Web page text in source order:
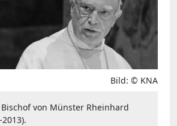
Bild: © KNA
von Münster Rheinhard